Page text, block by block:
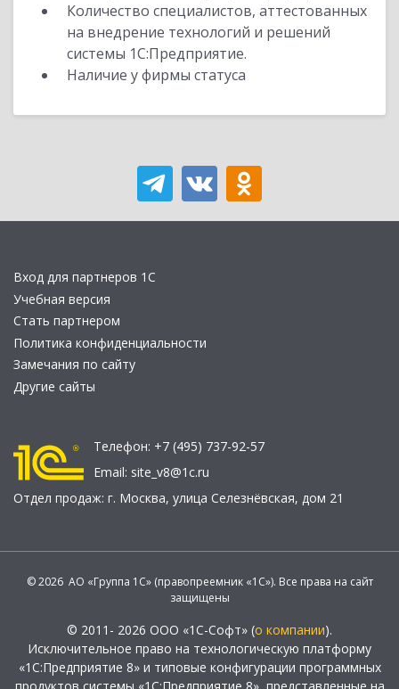
Количество специалистов, аттестованных
на внедрение технологий и решений
системы 1С:Предприятие.
Наличие у фирмы статуса
Вход для партнеров 1С
Учебная версия
Стать партнером
Политика конфиденциальности
Замечания по сайту
Другие сайты
Телефон: +7 (495) 737-92-57
Email: site_v8@1c.ru
Отдел продаж: г. Москва, улица Селезнёвская, дом 21
© 2026 АО «Группа 1С» (правопреемник «1С»). Все права на сайт
защищены
© 2011- 2026 ООО «1С-Софт» (о компании).
Исключительное право на технологическую платформу
«1С:Предприятие 8» и типовые конфигурации программных